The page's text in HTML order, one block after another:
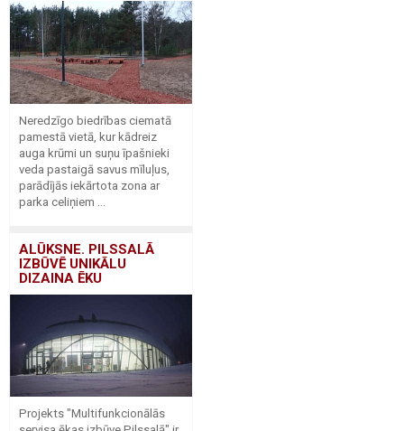
Neredzīgo biedrības ciematā
pamestā vietā, kur kādreiz
auga krūmi un suņu īpašnieki
veda pastaigā savus mīluļus,
parādījās iekārtota zona ar
parka celiņiem ...
ALŪKSNE. PILSSALĀ
IZBŪVĒ UNIKĀLU
DIZAINA ĒKU
Projekts "Multifunkcionālās